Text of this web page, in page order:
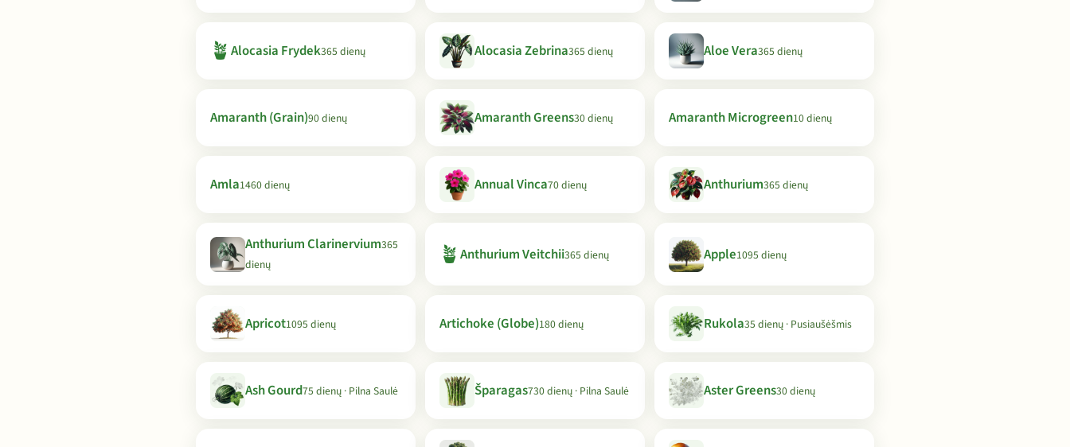
🪴 Alocasia Frydek365 dienų Alocasia Zebrina365 dienų Aloe Vera365 dienų
Amaranth (Grain)90 dienų Amaranth Greens30 dienų Amaranth Microgreen10 dienų
Amla1460 dienų Annual Vinca70 dienų Anthurium365 dienų
Anthurium Clarinervium365
dienų
🪴 Anthurium Veitchii365 dienų Apple1095 dienų
Apricot1095 dienų Artichoke (Globe)180 dienų Rukola35 dienų · Pusiaušėšmis
Ash Gourd75 dienų · Pilna Saulė Šparagas730 dienų · Pilna Saulė Aster Greens30 dienų